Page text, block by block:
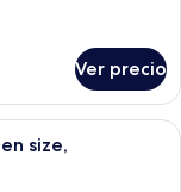
Ver precio
de hotel con dos
size,